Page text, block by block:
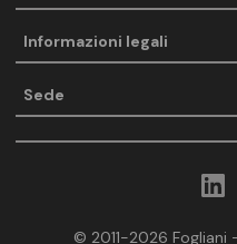
Informazioni legali
Sede
© 2011-2026 Fogliani